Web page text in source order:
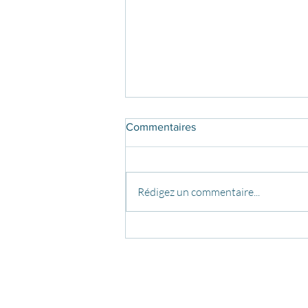
Commentaires
Rédigez un commentaire...